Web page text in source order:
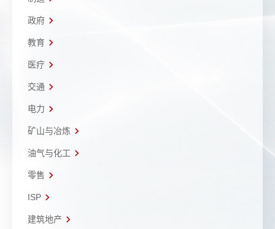
政府
教育
医疗
交通
电力
矿山与冶炼
油气与化工
零售
ISP
建筑地产